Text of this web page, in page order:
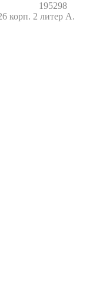
195298
корп. 2 литер А.